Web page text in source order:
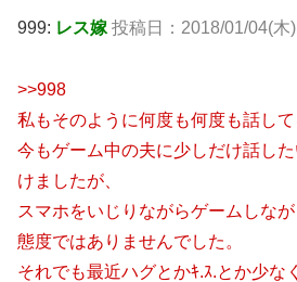
999: レス嫁 投稿日：2018/01/04(木
>>998
私もそのように何度も何度も話し
今もゲーム中の夫に少しだけ話し
けましたが、
スマホをいじりながらゲームしな
態度ではありませんでした。
それでも最近ハグとかｷ.ｽ.とか少な